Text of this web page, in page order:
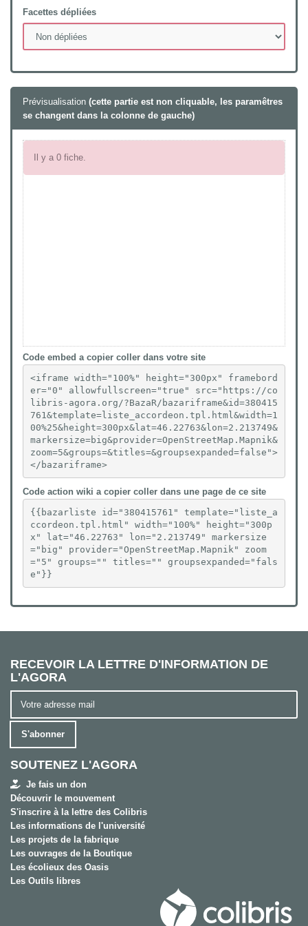
Facettes dépliées
Prévisualisation (cette partie est non cliquable, les paramêtres
se changent dans la colonne de gauche)
Code embed a copier coller dans votre site
<iframe width="100%" height="300px" framebord
er="0" allowfullscreen="true" src="https://co
libris-agora.org/?BazaR/bazariframe&id=380415
761&template=liste_accordeon.tpl.html&width=1
00%25&height=300px&lat=46.22763&lon=2.213749&
markersize=big&provider=OpenStreetMap.Mapnik&
zoom=5&groups=&titles=&groupsexpanded=false">
</bazariframe>
Code action wiki a copier coller dans une page de ce site
{{bazarliste id="380415761" template="liste_a
ccordeon.tpl.html" width="100%" height="300p
x" lat="46.22763" lon="2.213749" markersize
="big" provider="OpenStreetMap.Mapnik" zoom
="5" groups="" titles="" groupsexpanded="fals
e"}}
RECEVOIR LA LETTRE D'INFORMATION DE
L'AGORA
S'abonner
SOUTENEZ L'AGORA
Je fais un don
Découvrir le mouvement
S'inscrire à la lettre des Colibris
Les informations de l'université
Les projets de la fabrique
Les ouvrages de la Boutique
Les écolieux des Oasis
Les Outils libres